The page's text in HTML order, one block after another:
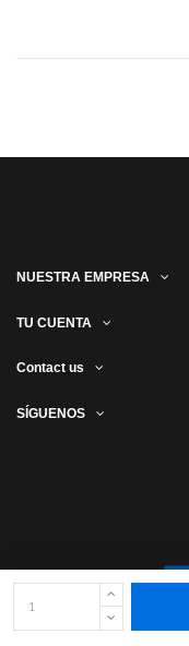
NUESTRA EMPRESA
TU CUENTA
Contact us
SÍGUENOS
Club Deportivo